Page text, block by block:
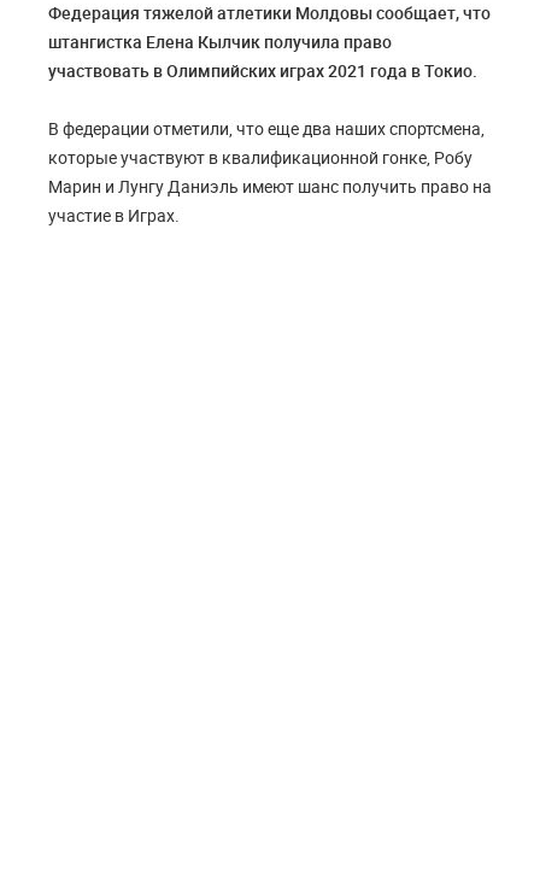
Федерация тяжелой атлетики Молдовы сообщает, что
штангистка Елена Кылчик получила право
участвовать в Олимпийских играх 2021 года в Токио.
В федерации отметили, что еще два наших спортсмена,
которые участвуют в квалификационной гонке, Робу
Марин и Лунгу Даниэль имеют шанс получить право на
участие в Играх.